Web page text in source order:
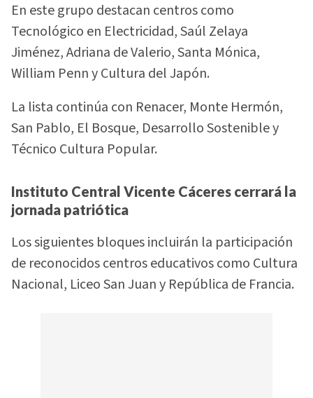
En este grupo destacan centros como
Tecnológico en Electricidad, Saúl Zelaya
Jiménez, Adriana de Valerio, Santa Mónica,
William Penn y Cultura del Japón.
La lista continúa con Renacer, Monte Hermón,
San Pablo, El Bosque, Desarrollo Sostenible y
Técnico Cultura Popular.
Instituto Central Vicente Cáceres cerrará la
jornada patriótica
Los siguientes bloques incluirán la participación
de reconocidos centros educativos como Cultura
Nacional, Liceo San Juan y República de Francia.